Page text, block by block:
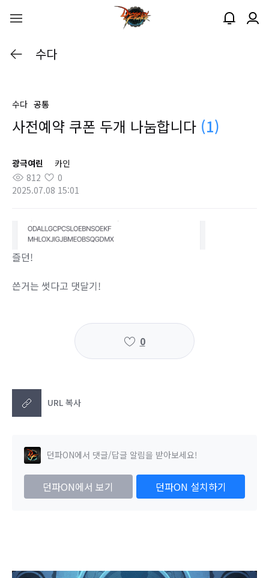
수다
수다 공통
사전예약 쿠폰 두개 나눔합니다 (1)
광극여린
카인
812
0
2025.07.08 15:01
즐던!
쓴거는 썻다고 댓달기!
0
URL 복사
던파ON에서 댓글/답글 알림을 받아보세요!
던파ON에서 보기 던파ON 설치하기